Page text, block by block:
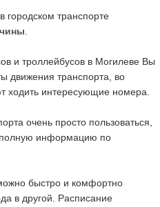
городском транспорте
.
и троллейбусов в Могилеве Вы
движения транспорта, во
ходить интересующие номера.
очень просто пользоваться,
полную информацию по
быстро и комфортно
в другой. Расписание